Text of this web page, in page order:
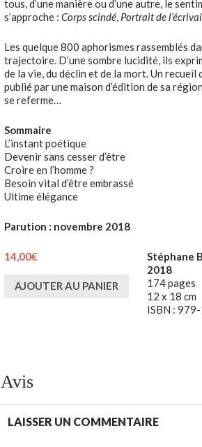
tous, d’une manière ou d’une autre, le
s’approche : Corps scindé, Portrait de
Les quelque 800 aphorismes rassemblés
trajectoire. D’une sombre lucidité, ils
de la vie, du déclin et de la mort. Un
publié par une maison d’édition de sa
se referme…
Sommaire
L’instant poétique
Devenir sans cesser d’être
Croire en l’homme ?
Besoin vital d’être embrassé
Ultime élégance
Parution : novembre 2018
14,00€
AJOUTER AU PANIER
Stéphane
2018
174 pages
12 x 18 cm
ISBN :
Avis
LAISSER UN COMMENTAIRE